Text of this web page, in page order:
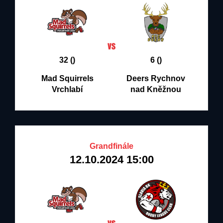
32 ()
Mad Squirrels
Vrchlabí
6 ()
Deers Rychnov
nad Kněžnou
Grandfinále
12.10.2024 15:00